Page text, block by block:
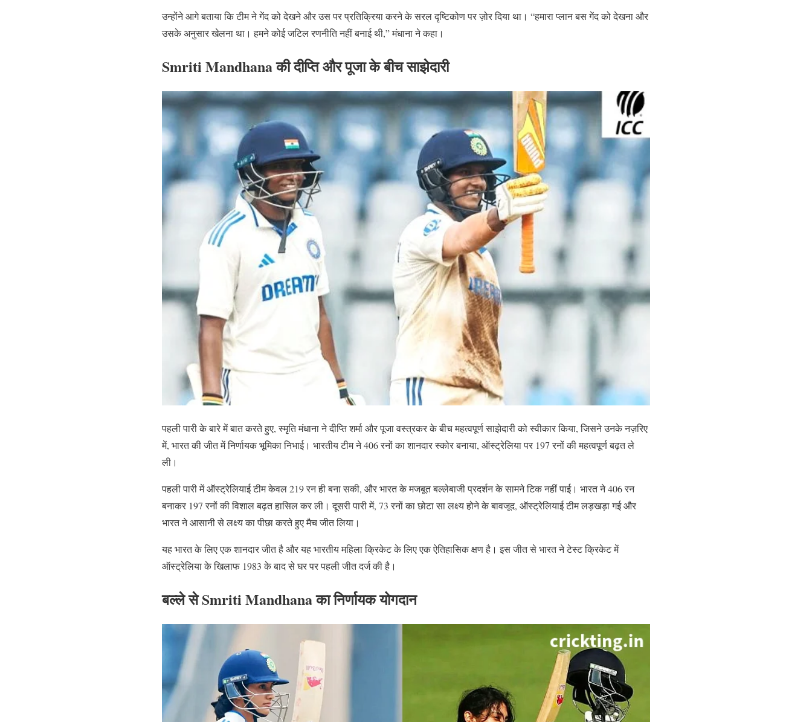
उन्होंने आगे बताया कि टीम ने गेंद को देखने और उस पर प्रतिक्रिया करने के सरल दृष्टिकोण पर ज़ोर दिया था। “हमारा प्लान बस गेंद को देखना और
उसके अनुसार खेलना था। हमने कोई जटिल रणनीति नहीं बनाई थी,” मंधाना ने कहा।
Smriti Mandhana की दीप्ति और पूजा के बीच साझेदारी
पहली पारी के बारे में बात करते हुए, स्मृति मंधाना ने दीप्ति शर्मा और पूजा वस्त्रकर के बीच महत्वपूर्ण साझेदारी को स्वीकार किया, जिसने उनके नज़रिए
में, भारत की जीत में निर्णायक भूमिका निभाई। भारतीय टीम ने 406 रनों का शानदार स्कोर बनाया, ऑस्ट्रेलिया पर 197 रनों की महत्वपूर्ण बढ़त ले
ली।
पहली पारी में ऑस्ट्रेलियाई टीम केवल 219 रन ही बना सकी, और भारत के मजबूत बल्लेबाजी प्रदर्शन के सामने टिक नहीं पाई। भारत ने 406 रन
बनाकर 197 रनों की विशाल बढ़त हासिल कर ली। दूसरी पारी में, 73 रनों का छोटा सा लक्ष्य होने के बावजूद, ऑस्ट्रेलियाई टीम लड़खड़ा गई और
भारत ने आसानी से लक्ष्य का पीछा करते हुए मैच जीत लिया।
यह भारत के लिए एक शानदार जीत है और यह भारतीय महिला क्रिकेट के लिए एक ऐतिहासिक क्षण है। इस जीत से भारत ने टेस्ट क्रिकेट में
ऑस्ट्रेलिया के खिलाफ 1983 के बाद से घर पर पहली जीत दर्ज की है।
बल्ले से Smriti Mandhana का निर्णायक योगदान